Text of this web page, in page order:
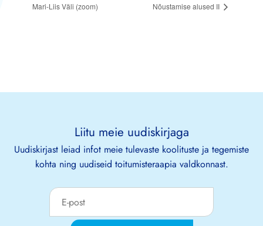
Mari-Liis Väli (zoom)
Nõustamise alused II
Liitu meie uudiskirjaga
Uudiskirjast leiad infot meie tulevaste koolituste ja tegemiste
kohta ning uudiseid toitumisteraapia valdkonnast.